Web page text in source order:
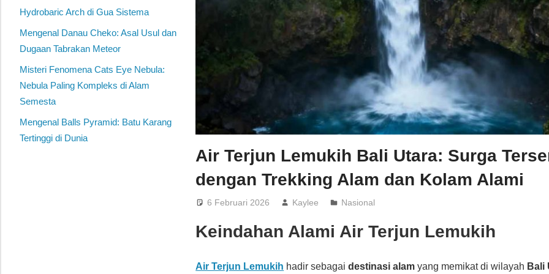
Air Terjun Lemukih Bali Utara: Surga
dengan Trekking Alam dan Kolam Alami
6 Februari 2026 Kaylee Nasional
Keindahan Alami Air Terjun Lemukih
Air Terjun Lemukih hadir sebagaidestinasi alam yang memikat di wilayah Bali
Hydrobaric Arch di Gua Sistema
Mengenal Danau Cheko: Asal Usul dan
Dugaan Tabrakan Meteor
Misteri Fenomena Cats Eye Nebula:
Nebula Paling Kompleks di Alam
Semesta
Mengenal Balls Pyramid: Batu Karang
Tertinggi di Dunia